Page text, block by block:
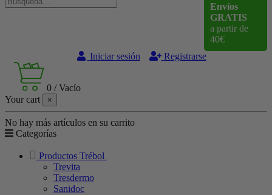
Envíos
GRATIS
a partir de
40€
Iniciar sesión
Registrarse
0 /Vacío
Your cart
×
No hay más artículos en su carrito
Categorías
Productos Trébol
Trevita
Tresdermo
Sanidoc